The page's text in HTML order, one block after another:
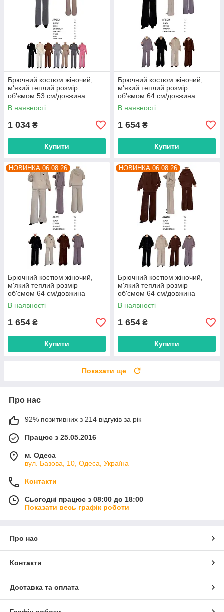
Брючний костюм жіночий,
м'який теплий розмір
об'ємом 53 см/довжина
штанів 105 см (4цв) "BETSY"
недорого від прямого
постачальника
В наявності
1 034 ₴
Купити
Брючний костюм жіночий,
м'який теплий розмір
об'ємом 64 см/довжина
штанів 105 см (4 кв) "BETSY"
недорого від прямого
постачальника
В наявності
1 654 ₴
Купити
НОВИНКА 06.08.26
Брючний костюм жіночий,
м'який теплий розмір
об'ємом 64 см/довжина
штанів 105 см (4 кв) "BETSY"
недорого від прямого
постачальника
В наявності
1 654 ₴
Купити
НОВИНКА 06.08.26
Брючний костюм жіночий,
м'який теплий розмір
об'ємом 64 см/довжина
штанів 105 см (4 кв) "BETSY"
недорого від прямого
постачальника
В наявності
1 654 ₴
Купити
Показати ще
Про нас
92% позитивних з 214 відгуків за рік
Працює з 25.05.2016
м. Одеса
вул. Базова, 10, Одеса, Україна
Контакти
Сьогодні працює з 08:00 до 18:00
Показати весь графік роботи
Про нас
Контакти
Доставка та оплата